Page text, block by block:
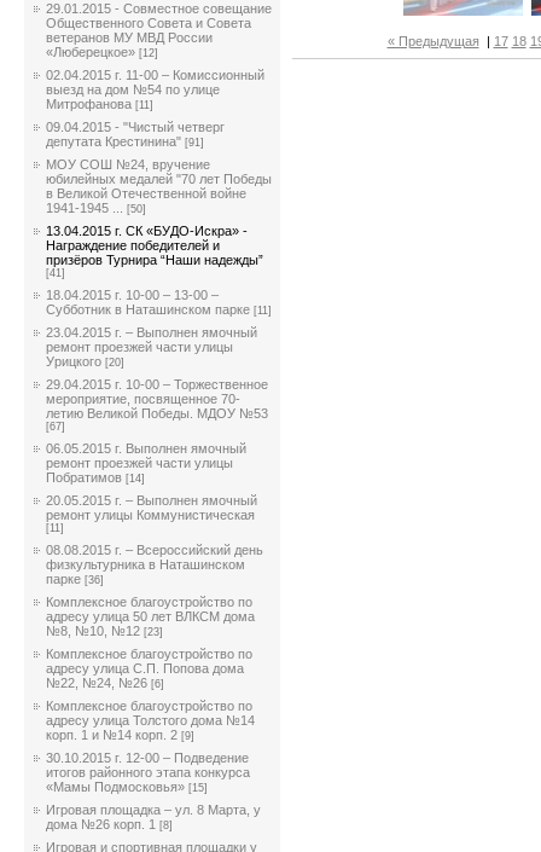
29.01.2015 - Совместное совещание
Общественного Совета и Совета
ветеранов МУ МВД России
«Люберецкое» [12]
02.04.2015 г. 11-00 – Комиссионный
выезд на дом №54 по улице
Митрофанова [11]
09.04.2015 - "Чистый четверг
депутата Крестинина" [91]
МОУ СОШ №24, вручение
юбилейных медалей "70 лет Победы
в Великой Отечественной войне
1941-1945 ...
[50]
13.04.2015 г. СК «БУДО-Искра» -
Награждение победителей и
призёров Турнира “Наши надежды”
[41]
18.04.2015 г. 10-00 – 13-00 –
Субботник в Наташинском парке [11]
23.04.2015 г. – Выполнен ямочный
ремонт проезжей части улицы
Урицкого [20]
29.04.2015 г. 10-00 – Торжественное
мероприятие, посвященное 70-
летию Великой Победы. МДОУ №53
[67]
06.05.2015 г. Выполнен ямочный
ремонт проезжей части улицы
Побратимов [14]
20.05.2015 г. – Выполнен ямочный
ремонт улицы Коммунистическая
[11]
08.08.2015 г. – Всероссийский день
физкультурника в Наташинском
парке [36]
Комплексное благоустройство по
адресу улица 50 лет ВЛКСМ дома
№8, №10, №12 [23]
Комплексное благоустройство по
адресу улица С.П. Попова дома
№22, №24, №26 [6]
Комплексное благоустройство по
адресу улица Толстого дома №14
корп. 1 и №14 корп. 2 [9]
30.10.2015 г. 12-00 – Подведение
итогов районного этапа конкурса
«Мамы Подмосковья» [15]
Игровая площадка – ул. 8 Марта, у
дома №26 корп. 1 [8]
Игровая и спортивная площадки у
« Предыдущая | 17 18